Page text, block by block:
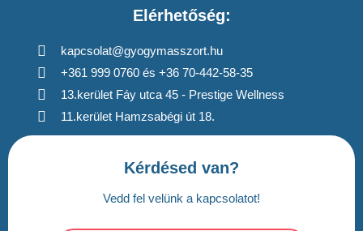
Elérhetőség:
kapcsolat@gyogymasszort.hu
+361 999 0760 és +36 70-442-58-35
13.kerület Fáy utca 45 - Prestige Wellness
11.kerület Hamzsabégi út 18.
Kérdésed van?
Vedd fel velünk a kapcsolatot!